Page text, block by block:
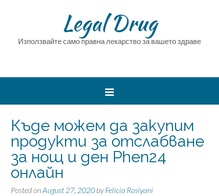
Legal Drug
Използвайте само правна лекарство за вашето здраве
Къде можем да закупим
продукти за отслабване
за нощ и ден Phen24
онлайн
Posted onAugust 27, 2020 byFelicia Rosiyani